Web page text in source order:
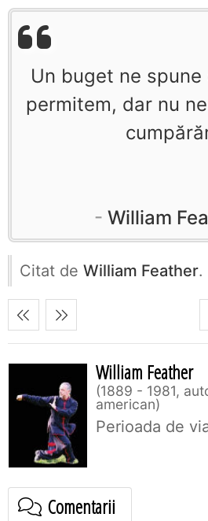
Un buget ne spune
permitem, dar nu
William
Citat de William Feather.
William Feather
1889 - 1981,
american
Perioada de
Comentarii